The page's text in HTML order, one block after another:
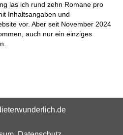
las ich rund zehn Romane pro
Inhaltsangaben und
vor. Aber seit November 2024
auch nur ein einziges